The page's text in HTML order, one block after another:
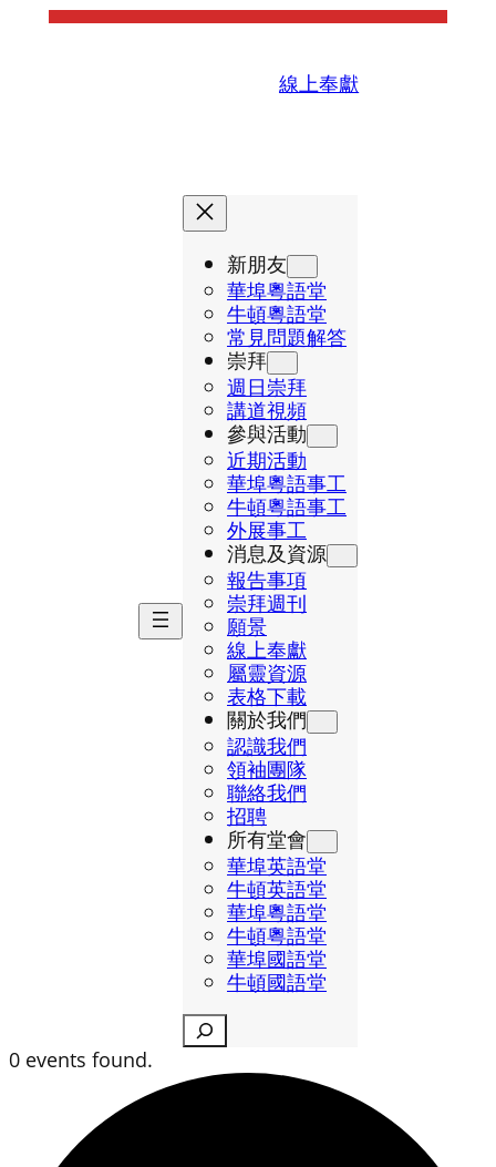
線上奉獻
新朋友
華埠粵語堂
牛頓粵語堂
常見問題解答
崇拜
週日崇拜
講道視頻
參與活動
近期活動
華埠粵語事工
牛頓粵語事工
外展事工
消息及資源
報告事項
崇拜週刊
願景
線上奉獻
屬靈資源
表格下載
關於我們
認識我們
領袖團隊
聯絡我們
招聘
所有堂會
華埠英語堂
牛頓英語堂
華埠粵語堂
牛頓粵語堂
華埠國語堂
牛頓國語堂
Search
0 events found.